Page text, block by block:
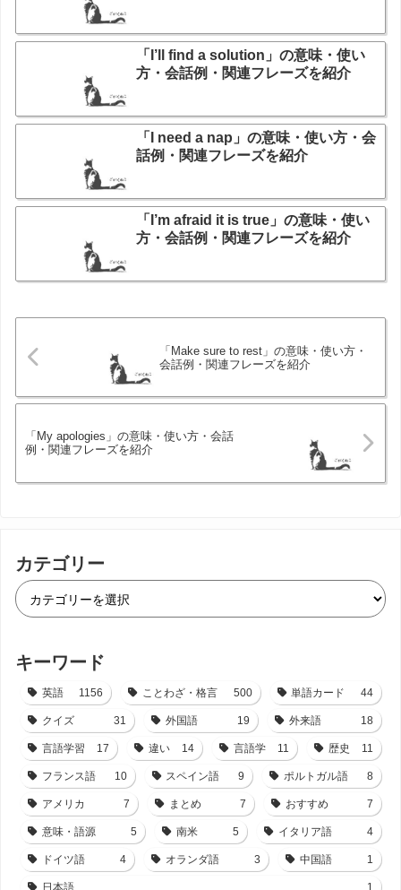
「I’ll find a solution」の意味・使い
方・会話例・関連フレーズを紹介
「I need a nap」の意味・使い方・会
話例・関連フレーズを紹介
「I’m afraid it is true」の意味・使い
方・会話例・関連フレーズを紹介
「Make sure to rest」の意味・使い方・
会話例・関連フレーズを紹介
「My apologies」の意味・使い方・会話
例・関連フレーズを紹介
カテゴリー
キーワード
英語 1156 ことわざ・格言 500 単語カード 44
クイズ 31 外国語 19 外来語 18
言語学習 17 違い 14 言語学 11 歴史 11
フランス語 10 スペイン語 9 ポルトガル語 8
アメリカ 7 まとめ 7 おすすめ 7
意味・語源 5 南米 5 イタリア語 4
ドイツ語 4 オランダ語 3 中国語 1
日本語 1